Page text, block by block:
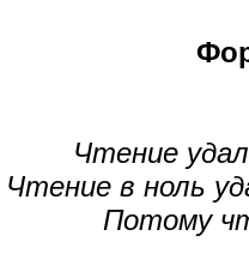
Чтение
Чтение в ноль
Потому